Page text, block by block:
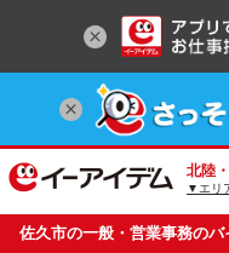
北陸
▼エリ
佐久市の一般・営業事務の